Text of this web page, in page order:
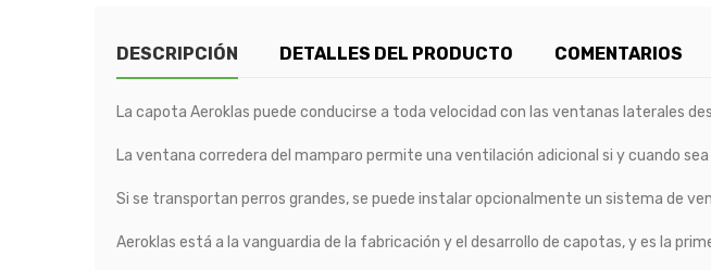
DESCRIPCIÓN DETALLES DEL PRODUCTO COMENTARIOS
La capota Aeroklas puede conducirse a toda velocidad con las ventanas laterales
La ventana corredera del mamparo permite una ventilación adicional si y cuando sea
Si se transportan perros grandes, se puede instalar opcionalmente un sistema de
Aeroklas está a la vanguardia de la fabricación y el desarrollo de capotas, y es la